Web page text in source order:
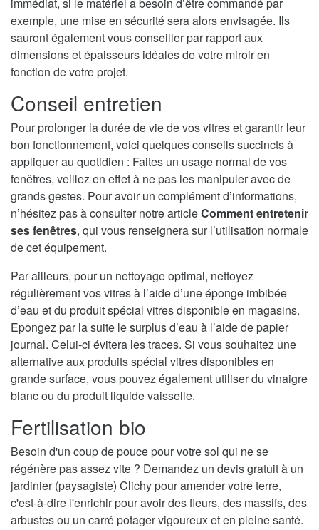
exemple, une mise en sécurité sera alors envisagée. Ils
sauront également vous conseiller par rapport aux
dimensions et épaisseurs idéales de votre miroir en
fonction de votre projet.
Conseil entretien
Pour prolonger la durée de vie de vos vitres et garantir leur
bon fonctionnement, voici quelques conseils succincts à
appliquer au quotidien : Faites un usage normal de vos
fenêtres, veillez en effet à ne pas les manipuler avec de
grands gestes. Pour avoir un complément d’informations,
n’hésitez pas à consulter notre articleComment entretenir
ses fenêtres, qui vous renseignera sur l’utilisation normale
de cet équipement.
Par ailleurs, pour un nettoyage optimal, nettoyez
régulièrement vos vitres à l’aide d’une éponge imbibée
d’eau et du produit spécial vitres disponible en magasins.
Epongez par la suite le surplus d’eau à l’aide de papier
journal. Celui-ci évitera les traces. Si vous souhaitez une
alternative aux produits spécial vitres disponibles en
grande surface, vous pouvez également utiliser du vinaigre
blanc ou du produit liquide vaisselle.
Fertilisation bio
Besoin d'un coup de pouce pour votre sol qui ne se
régénère pas assez vite ? Demandez un devis gratuit à un
jardinier (paysagiste) Clichy pour amender votre terre,
c'est-à-dire l'enrichir pour avoir des fleurs, des massifs, des
arbustes ou un carré potager vigoureux et en pleine santé.